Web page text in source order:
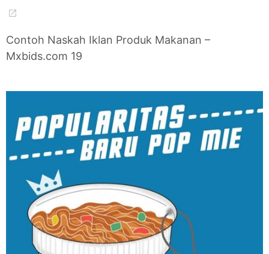
Contoh Naskah Iklan Produk Makanan –
Mxbids.com 19